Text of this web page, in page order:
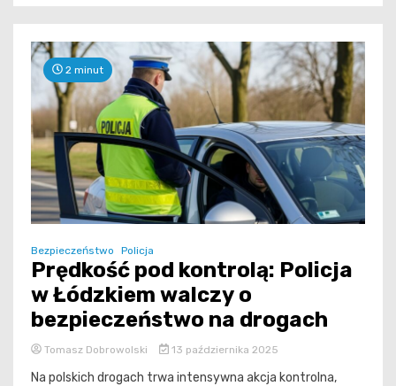
2 minut
Bezpieczeństwo Policja
Prędkość pod kontrolą: Policja
w Łódzkiem walczy o
bezpieczeństwo na drogach
Tomasz Dobrowolski 13 października 2025
Na polskich drogach trwa intensywna akcja kontrolna,